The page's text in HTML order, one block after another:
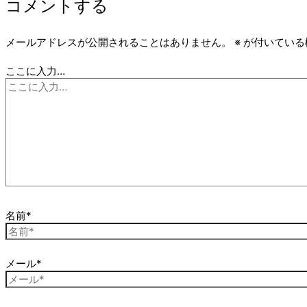
コメントする
メールアドレスが公開されることはありません。 ※ が付いてい
ここに入力…
名前*
メール*